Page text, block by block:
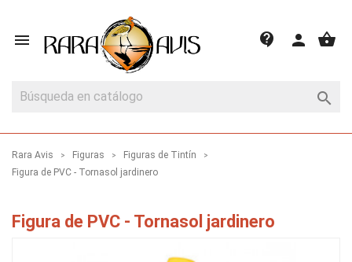
 shopping_basket
person
contact_support

Rara Avis Figuras
Figuras de Tintín
Figura de PVC - Tornasol jardinero
Figura de PVC - Tornasol jardinero